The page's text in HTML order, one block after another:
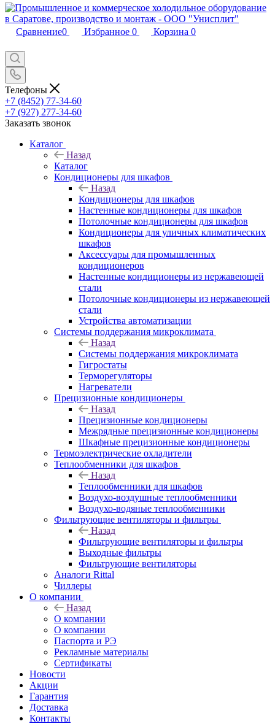
Сравнение0 Избранное 0 Корзина 0
Телефоны
+7 (8452) 77-34-60
+7 (927) 277-34-60
Заказать звонок
Каталог
Назад
Каталог
Кондиционеры для шкафов
Назад
Кондиционеры для шкафов
Настенные кондиционеры для шкафов
Потолочные кондиционеры для шкафов
Кондиционеры для уличных климатических
шкафов
Аксессуары для промышленных
кондиционеров
Настенные кондиционеры из нержавеющей
стали
Потолочные кондиционеры из нержавеющей
стали
Устройства автоматизации
Системы поддержания микроклимата
Назад
Системы поддержания микроклимата
Гигростаты
Терморегуляторы
Нагреватели
Прецизионные кондиционеры
Назад
Прецизионные кондиционеры
Mежрядные прецизионные кондиционеры
Шкафные прецизионные кондиционеры
Термоэлектрические охладители
Теплообменники для шкафов
Назад
Теплообменники для шкафов
Воздухо-воздушные теплообменники
Воздухо-водяные теплообменники
Фильтрующие вентиляторы и фильтры
Назад
Фильтрующие вентиляторы и фильтры
Выходные фильтры
Фильтрующие вентиляторы
Аналоги Rittal
Чиллеры
О компании
Назад
О компании
О компании
Паспорта и РЭ
Рекламные материалы
Сертификаты
Новости
Акции
Гарантия
Доставка
Контакты